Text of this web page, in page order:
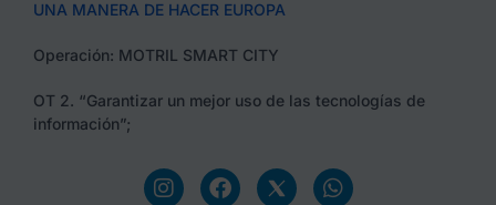
UNA MANERA DE HACER EUROPA
Operación: MOTRIL SMART CITY
OT 2. “Garantizar un mejor uso de las tecnologías de
información”;